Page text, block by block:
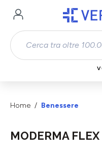
Passa al contenuto
Home Benessere
MODERMA